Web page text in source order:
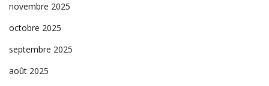
novembre 2025
octobre 2025
septembre 2025
août 2025